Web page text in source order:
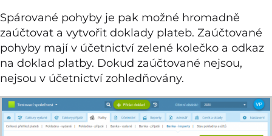
Spárované pohyby je pak možné hromadně
zaúčtovat a vytvořit doklady plateb. Zaúčtované
pohyby mají v účetnictví zelené kolečko a odkaz
na doklad platby. Dokud zaúčtované nejsou,
nejsou v účetnictví zohledňovány.